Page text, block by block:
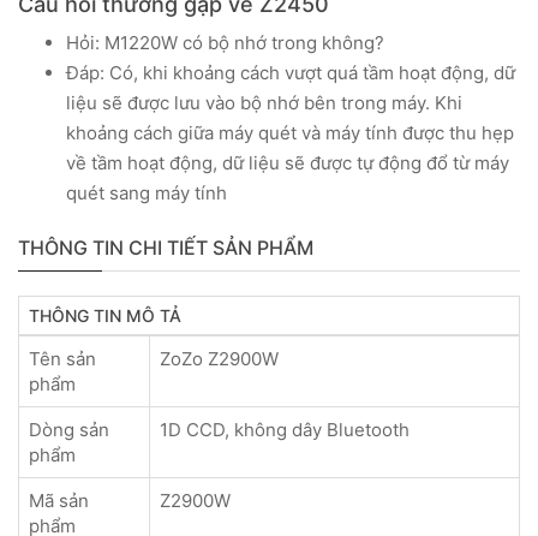
Hỏi: M1220W có bộ nhớ trong không?
Đáp: Có, khi khoảng cách vượt quá tầm hoạt động, dữ
liệu sẽ được lưu vào bộ nhớ bên trong máy. Khi
khoảng cách giữa máy quét và máy tính được thu hẹp
về tầm hoạt động, dữ liệu sẽ được tự động đổ từ máy
quét sang máy tính
THÔNG TIN CHI TIẾT SẢN PHẨM
THÔNG TIN MÔ TẢ
Tên sản
phẩm
ZoZo Z2900W
Dòng sản
phẩm
1D CCD, không dây Bluetooth
Mã sản
phẩm
Z2900W